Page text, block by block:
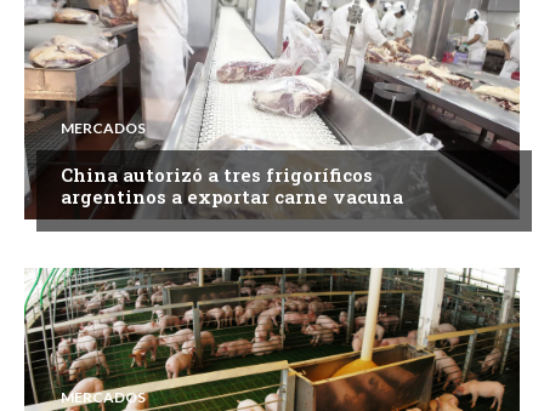
MERCADOS
China autorizó a tres frigoríficos
argentinos a exportar carne vacuna
MERCADOS